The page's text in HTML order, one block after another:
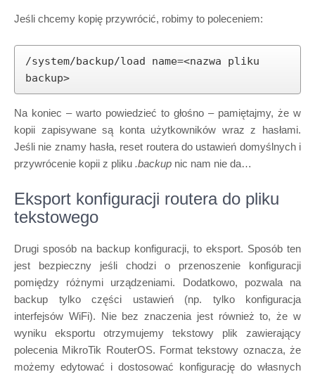
Jeśli chcemy kopię przywrócić, robimy to poleceniem:
/system/backup/load name=<nazwa pliku
backup>
Na koniec – warto powiedzieć to głośno – pamiętajmy, że w
kopii zapisywane są konta użytkowników wraz z hasłami.
Jeśli nie znamy hasła, reset routera do ustawień domyślnych i
przywrócenie kopii z pliku .backup nic nam nie da…
Eksport konfiguracji routera do pliku
tekstowego
Drugi sposób na backup konfiguracji, to eksport. Sposób ten
jest bezpieczny jeśli chodzi o przenoszenie konfiguracji
pomiędzy różnymi urządzeniami. Dodatkowo, pozwala na
backup tylko części ustawień (np. tylko konfiguracja
interfejsów WiFi). Nie bez znaczenia jest również to, że w
wyniku eksportu otrzymujemy tekstowy plik zawierający
polecenia MikroTik RouterOS. Format tekstowy oznacza, że
możemy edytować i dostosować konfigurację do własnych